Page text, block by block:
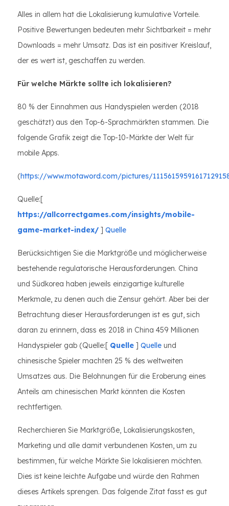
Alles in allem hat die Lokalisierung kumulative Vorteile.
Positive Bewertungen bedeuten mehr Sichtbarkeit = mehr
Downloads = mehr Umsatz. Das ist ein positiver Kreislauf,
der es wert ist, geschaffen zu werden.
Für welche Märkte sollte ich lokalisieren?
80 % der Einnahmen aus Handyspielen werden (2018
geschätzt) aus den Top-6-Sprachmärkten stammen. Die
folgende Grafik zeigt die Top-10-Märkte der Welt für
mobile Apps.
(https://www.motaword.com/pictures/
Quelle:[
https://allcorrectgames.com/insights/mobile-
game-market-index/ ] Quelle
Berücksichtigen Sie die Marktgröße und möglicherweise
bestehende regulatorische Herausforderungen. China
und Südkorea haben jeweils einzigartige kulturelle
Merkmale, zu denen auch die Zensur gehört. Aber bei der
Betrachtung dieser Herausforderungen ist es gut, sich
daran zu erinnern, dass es 2018 in China 459 Millionen
Handyspieler gab (Quelle:[ Quelle ] Quelle und
chinesische Spieler machten 25 % des weltweiten
Umsatzes aus. Die Belohnungen für die Eroberung eines
Anteils am chinesischen Markt könnten die Kosten
rechtfertigen.
Recherchieren Sie Marktgröße, Lokalisierungskosten,
Marketing und alle damit verbundenen Kosten, um zu
bestimmen, für welche Märkte Sie lokalisieren möchten.
Dies ist keine leichte Aufgabe und würde den Rahmen
dieses Artikels sprengen. Das folgende Zitat fasst es gut